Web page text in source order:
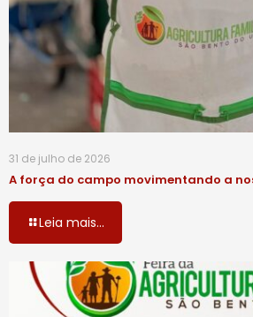
31 de julho de 2026
A força do campo movimentando a
Leia mais...